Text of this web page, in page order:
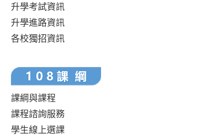
升學考試資訊
升學進路資訊
各校獨招資訊
課綱與課程
課程諮詢服務
學生線上選課